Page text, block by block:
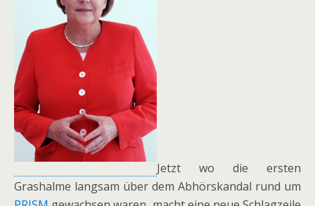
Jetzt wo die ersten
Grashalme langsam über dem Abhörskandal rund um